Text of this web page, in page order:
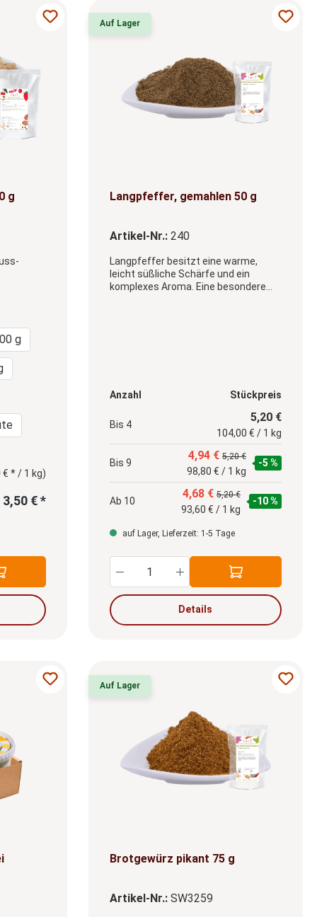
um die Anzahl zu erhöhen oder zu
benutze die Schaltflächen um die
von 4.5 von 5 Sternen
g
g
€ * / 1 kg)
3,50 € *
den gewünschten Wert ein oder
Auf Lager
Langpfeffer, gemahlen 50 g
Artikel-Nr.: 240
Langpfeffer besitzt eine warme,
leicht süßliche Schärfe und ein
komplexes Aroma. Eine besondere
Anzahl Stückpreis
Bis 4
5,20 €
104,00 € / 1 kg
Bis 9
4,94 € 5,20 €
98,80 € / 1 kg
-5 %
Ab 10
4,68 € 5,20 €
93,60 € / 1 kg
-10 %
auf Lager, Lieferzeit: 1-5 Tage
Produkt Anzahl: Gib den
Details
von 5 von 5 Sternen
Auf Lager
Brotgewürz pikant 75 g
Artikel-Nr.: SW3259